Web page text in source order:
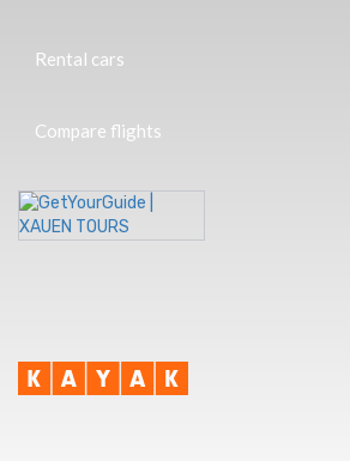
Rental cars
Compare flights